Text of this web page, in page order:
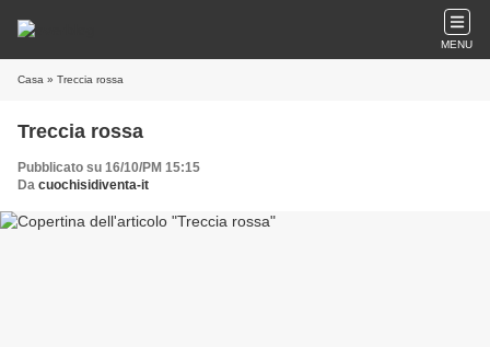
MENU
Casa » Treccia rossa
Treccia rossa
Pubblicato su 16/10/PM 15:15
Da cuochisidiventa-it